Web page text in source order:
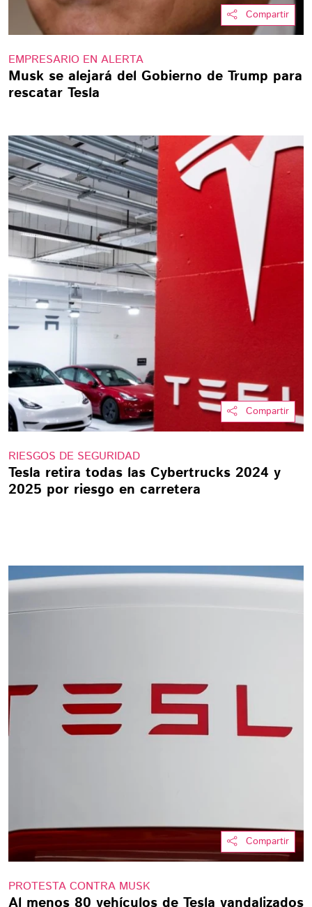
Compartir
EMPRESARIO EN ALERTA
Musk se alejará del Gobierno de Trump para
rescatar Tesla
Compartir
RIESGOS DE SEGURIDAD
Tesla retira todas las Cybertrucks 2024 y
2025 por riesgo en carretera
Compartir
PROTESTA CONTRA MUSK